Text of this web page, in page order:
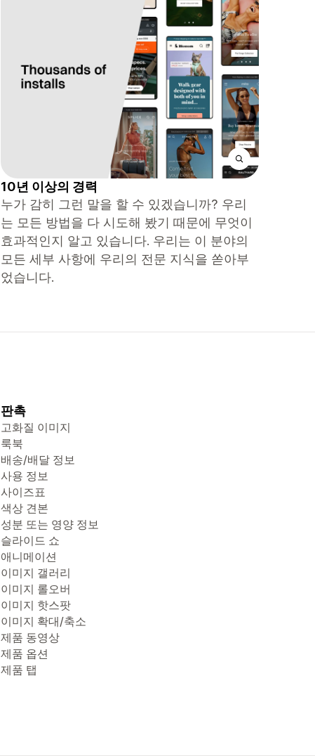
10년 이상의 경력
누가 감히 그런 말을 할 수 있겠습니까? 우리
는 모든 방법을 다 시도해 봤기 때문에 무엇이
효과적인지 알고 있습니다. 우리는 이 분야의
모든 세부 사항에 우리의 전문 지식을 쏟아부
었습니다.
판촉
고화질 이미지
룩북
배송/배달 정보
사용 정보
사이즈표
색상 견본
성분 또는 영양 정보
슬라이드 쇼
애니메이션
이미지 갤러리
이미지 롤오버
이미지 핫스팟
이미지 확대/축소
제품 동영상
제품 옵션
제품 탭